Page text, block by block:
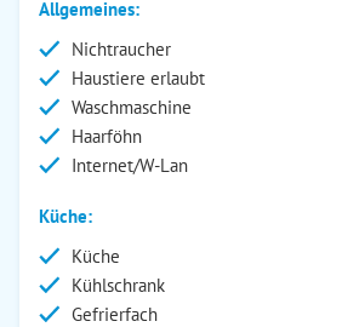
Allgemeines:
Nichtraucher
Haustiere erlaubt
Waschmaschine
Haarföhn
Internet/W-Lan
Küche:
Küche
Kühlschrank
Gefrierfach